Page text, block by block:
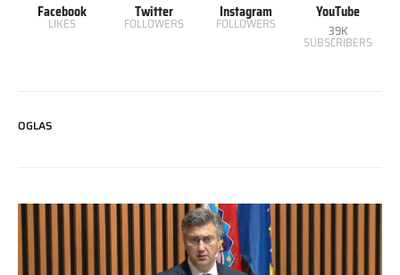
Facebook
LIKES
Twitter
FOLLOWERS
Instagram
FOLLOWERS
YouTube
39K
SUBSCRIBERS
OGLAS